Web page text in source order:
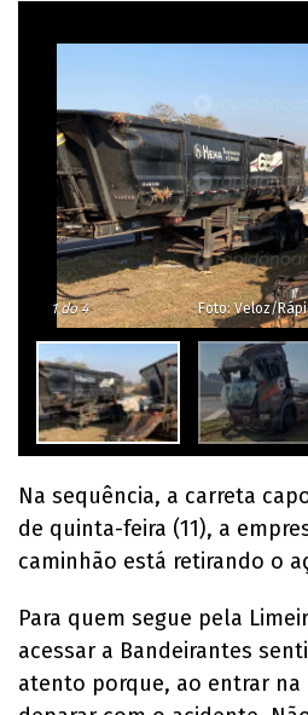
1do 4 Foto: Veloz/
Na sequência, a carreta
de quinta-feira (11), a
caminhão está retirando o
Para quem segue pela
acessar a Bandeirantes
atento porque, ao entrar na